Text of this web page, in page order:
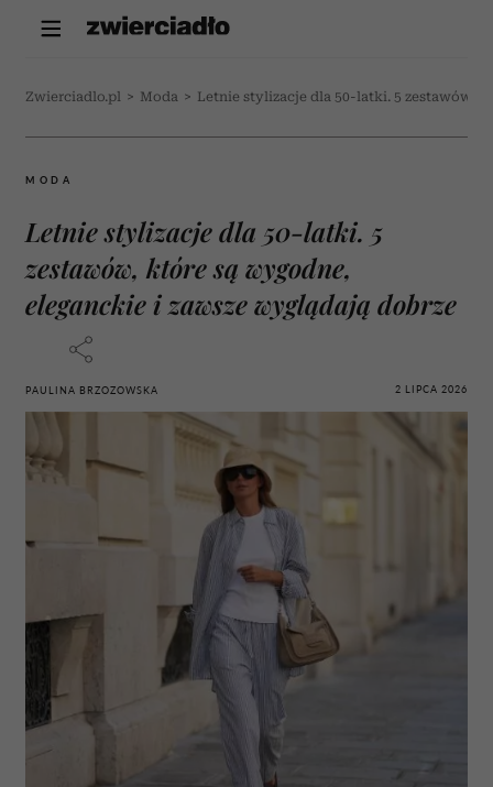
Zwierciadlo.pl > Moda > Letnie stylizacje dla 50-latki. 5 zestawów,
MODA
Letnie stylizacje dla 50-latki. 5
zestawów, które są wygodne,
eleganckie i zawsze wyglądają dobrze
PAULINA BRZOZOWSKA 2 LIPCA 2026